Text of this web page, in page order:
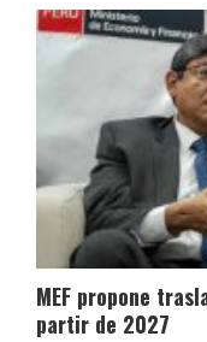
MEF propone
partir de 2027